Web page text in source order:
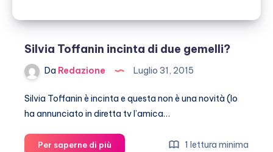
Silvia Toffanin incinta di due gemelli?
Da Redazione Luglio 31, 2015
Silvia Toffanin è incinta e questa non è una novità (lo
ha annunciato in diretta tv l’amica…
Per saperne di più 1 lettura minima